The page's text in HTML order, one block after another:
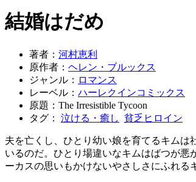
結婚はだめ
著者： 河村恵利
原作者： ヘレン・ブルックス
ジャンル： ロマンス
レーベル： ハーレクインコミックス
原題：The Irresistible Tycoon
タグ： 泣ける・癒し 貧乏ヒロイン
夫を亡くし、ひとり幼い娘を育てるキム
いるのだ。ひとり場違いなキムはばつが
ーカスの思いもかけないやさしさにふれ